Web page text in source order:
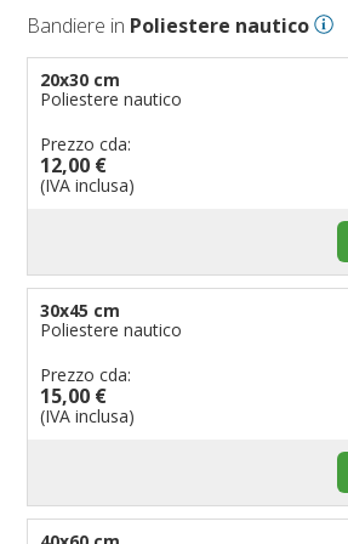
Bandiere per eventi religiosi
Bandiere per ambasciate
Bandiere per riserve naturali e parchi
Bandiere per musicisti
pennoni per bandiere
Bandiere in Poliestere nautico
20x30 cm
Poliestere nautico
Prezzo cda:
12,00 €
(IVA inclusa)
30x45 cm
Poliestere nautico
Prezzo cda:
15,00 €
(IVA inclusa)